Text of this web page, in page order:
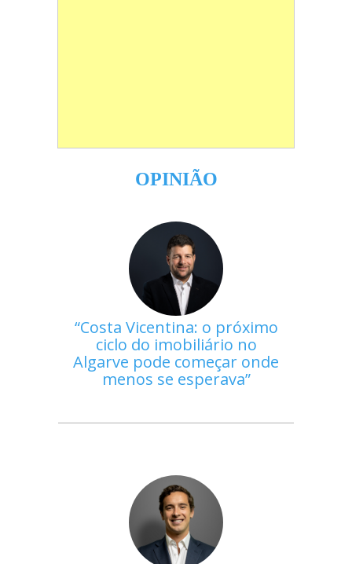
OPINIÃO
Costa Vicentina: o próximo
ciclo do imobiliário no
Algarve pode começar onde
menos se esperava